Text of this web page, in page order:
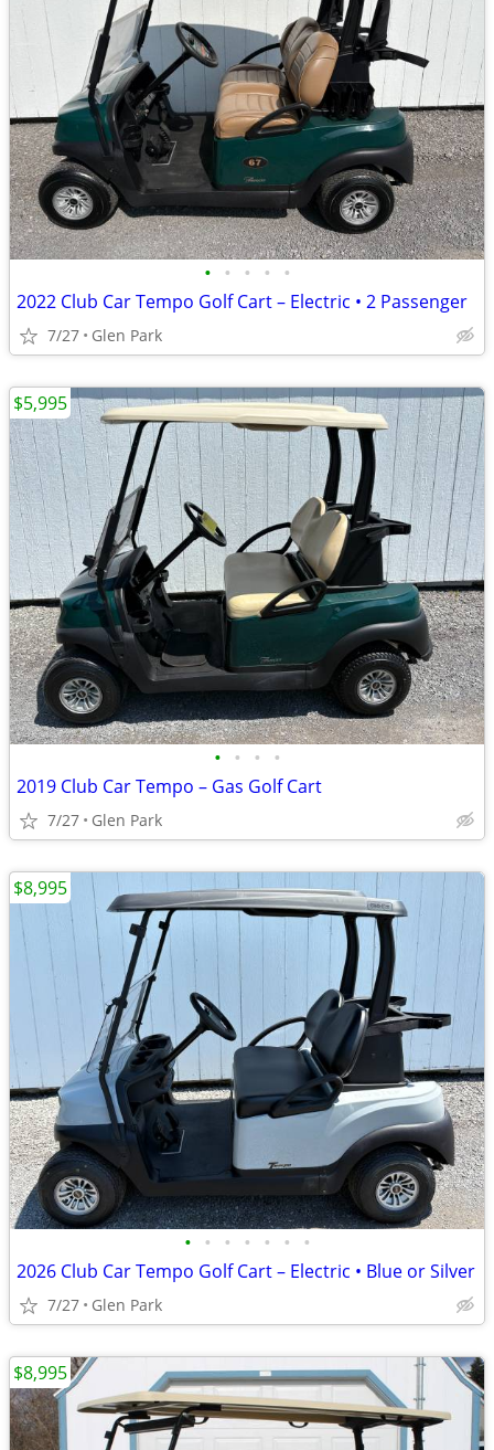
• • • • •
2022 Club Car Tempo Golf Cart – Electric • 2 Passenger
7/27 Glen Park
• • • •
2019 Club Car Tempo – Gas Golf Cart
7/27 Glen Park
$5,995
• • • • • • •
2026 Club Car Tempo Golf Cart – Electric • Blue or Silver
7/27 Glen Park
$8,995
$8,995